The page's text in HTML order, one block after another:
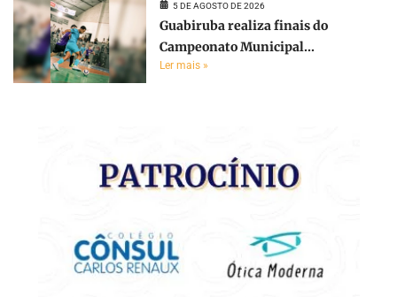
5 DE AGOSTO DE 2026
Guabiruba realiza finais do
Campeonato Municipal...
Ler mais »